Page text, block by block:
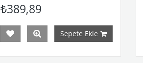
₺389,89
Sepete Ekle